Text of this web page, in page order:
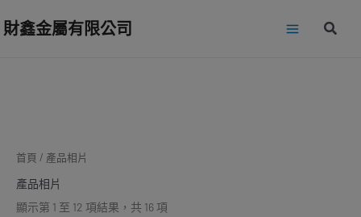
至財鑫金屬有限公司
搜
首頁 / 產品相片
產品相片
顯示第 1 至 12 項結果，共 16 項